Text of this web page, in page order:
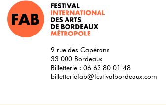
9 rue des Capérans
33 000 Bordeaux
Billetterie : 06 63 80 01 48
billetteriefab@festivalbordeaux.com